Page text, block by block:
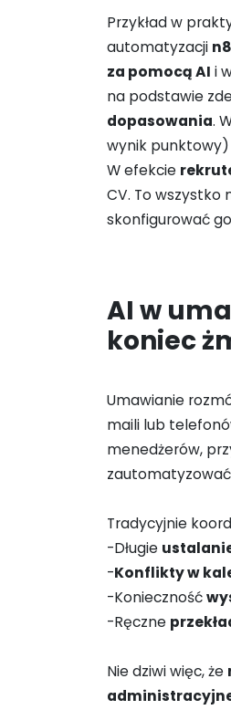
Przykład w
automatyzacji
za pomocą AI i
na podstawie
dopasowania.
wynik punktowy)
W efekcie
CV. To wszystko
skonfigurować
AI w
koniec
Umawianie
maili lub
menedżerów,
Tradycyjnie
-Długie
-Konflikty w
-Konieczność
-Ręczne
Nie dziwi więc, że